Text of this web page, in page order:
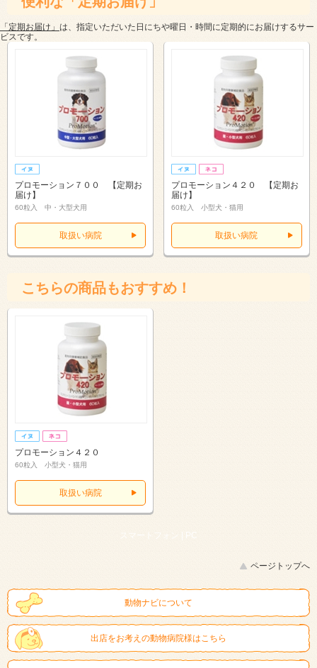
「定期お届け」 は、指定いただいた日にちや曜日・時間に定期的にお届けするサー
ビスです。
プロモーション７００ 【定期お
届け】
60粒入 中・大型犬用
取扱い病院
プロモーション４２０ 【定期お
届け】
60粒入 小型犬・猫用
取扱い病院
こちらの商品もおすすめ！
プロモーション４２０
60粒入 小型犬・猫用
取扱い病院
スマートフォン | PC
ページトップへ
動物ナビについて
出店をお考えの動物病院様はこちら